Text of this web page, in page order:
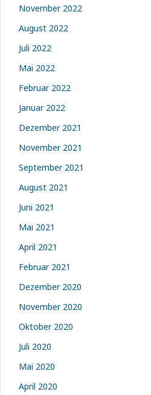
November 2022
August 2022
Juli 2022
Mai 2022
Februar 2022
Januar 2022
Dezember 2021
November 2021
September 2021
August 2021
Juni 2021
Mai 2021
April 2021
Februar 2021
Dezember 2020
November 2020
Oktober 2020
Juli 2020
Mai 2020
April 2020